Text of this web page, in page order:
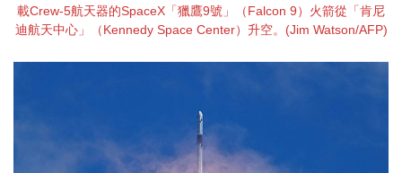
載Crew-5航天器的SpaceX「獵鷹9號」（Falcon 9）火箭從「肯尼
迪航天中心」（Kennedy Space Center）升空。(Jim Watson/AFP)